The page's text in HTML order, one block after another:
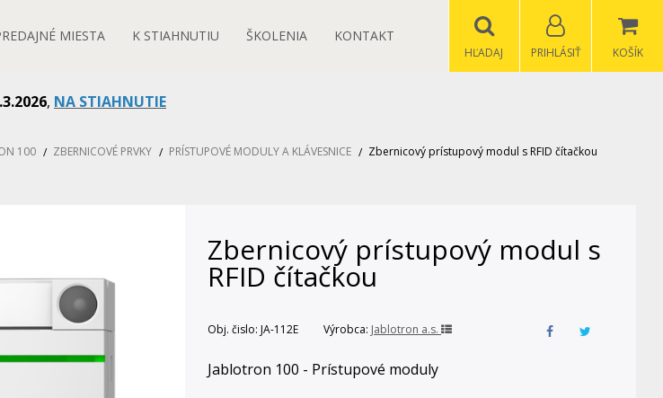
MIESTA K STIAHNUTIU ŠKOLENIA KONTAKT
KOŠÍK
PRIHLÁSIŤ
HĽADAJ
, NA STIAHNUTIE
100 ZBERNICOVÉ PRVKY PRÍSTUPOVÉ MODULY A KLÁVESNICE Zbernicový prístupový modul s RFID čítačkou
Zbernicový prístupový modul s
RFID čítačkou
Obj. čislo: JA-112E Výrobca: Jablotron a.s.
Jablotron 100 - Prístupové moduly